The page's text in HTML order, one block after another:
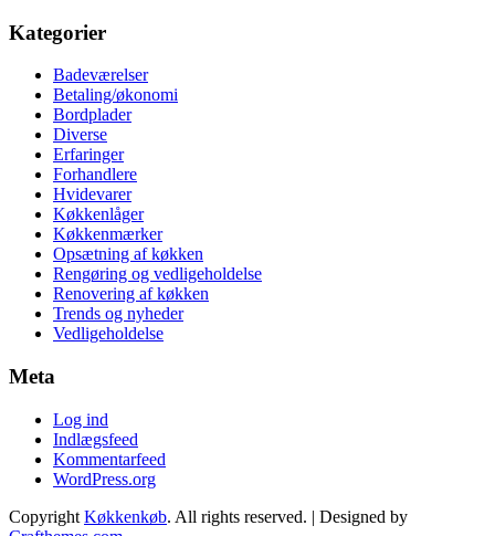
Kategorier
Badeværelser
Betaling/økonomi
Bordplader
Diverse
Erfaringer
Forhandlere
Hvidevarer
Køkkenlåger
Køkkenmærker
Opsætning af køkken
Rengøring og vedligeholdelse
Renovering af køkken
Trends og nyheder
Vedligeholdelse
Meta
Log ind
Indlægsfeed
Kommentarfeed
WordPress.org
Copyright Køkkenkøb. All rights reserved. | Designed by